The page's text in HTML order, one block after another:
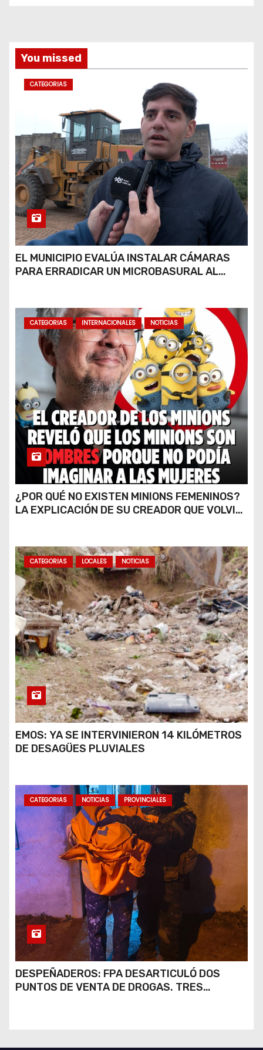
s
You missed
CATEGORIAS
EL MUNICIPIO EVALÚA INSTALAR CÁMARAS
PARA ERRADICAR UN MICROBASURAL AL
CATEGORIAS INTERNACIONALES NOTICIAS
¿POR QUÉ NO EXISTEN MINIONS FEMENINOS?
LA EXPLICACIÓN DE SU CREADOR QUE VOLVIÓ
CATEGORIAS LOCALES NOTICIAS
EMOS: YA SE INTERVINIERON 14 KILÓMETROS
DE DESAGÜES PLUVIALES
CATEGORIAS NOTICIAS PROVINCIALES
DESPEÑADEROS: FPA DESARTICULÓ DOS
PUNTOS DE VENTA DE DROGAS. TRES